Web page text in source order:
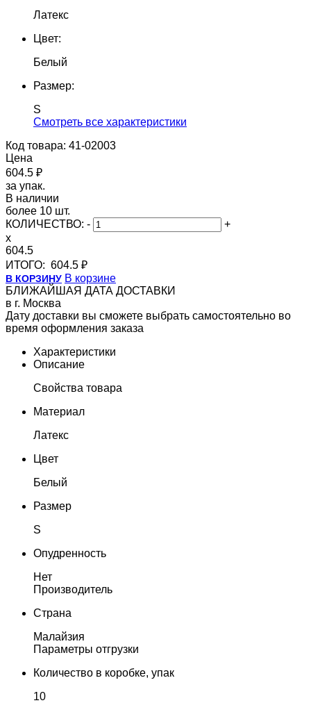
Латекс
Цвет:
Белый
Размер:
S
Cмотреть все характеристики
Код товара: 41-02003
Цена
604.5 ₽
за упак.
В наличии
более 10 шт.
КОЛИЧЕСТВО: -
+
x
604.5
ИТОГО: 604.5 ₽
В КОРЗИНУ В корзине
БЛИЖАЙШАЯ ДАТА ДОСТАВКИ
в г. Москва
Дату доставки вы сможете выбрать самостоятельно во
время оформления заказа
Характеристики
Описание
Свойства товара
Материал
Латекс
Цвет
Белый
Размер
S
Опудренность
Нет
Производитель
Страна
Малайзия
Параметры отгрузки
Количество в коробке, упак
10